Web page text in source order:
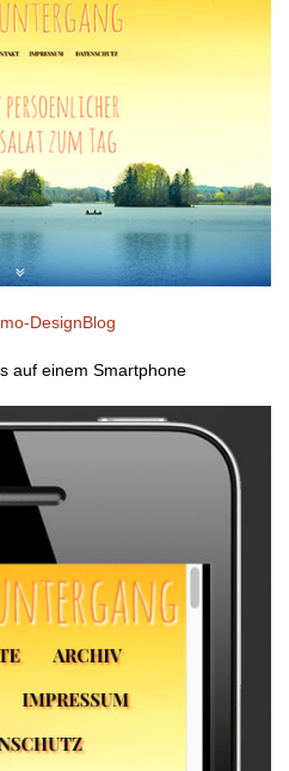
DesignBlog
auf einem Smartphone